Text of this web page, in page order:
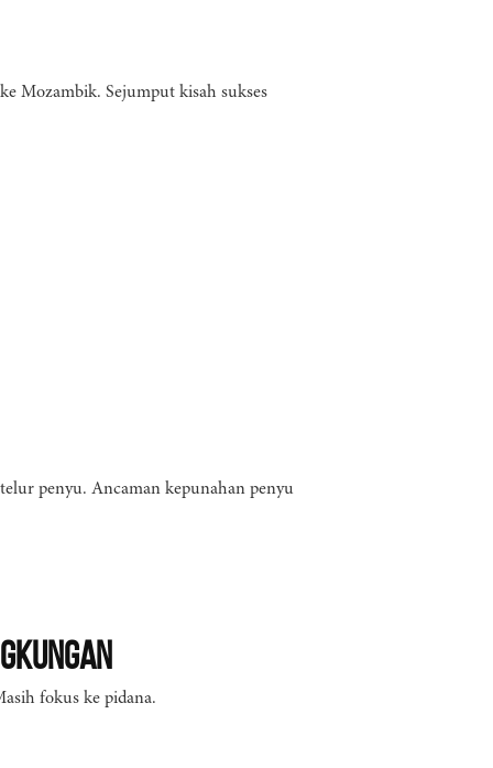
Mozambik. Sejumput kisah sukses
penyu. Ancaman kepunahan penyu
fokus ke pidana.